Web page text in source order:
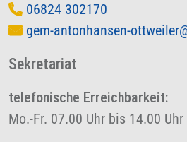
06824 302170
gem-antonhansen-
Sekretariat
telefonische Erreichbarkeit:
Mo.-Fr. 07.00 Uhr bis 14.00 Uhr